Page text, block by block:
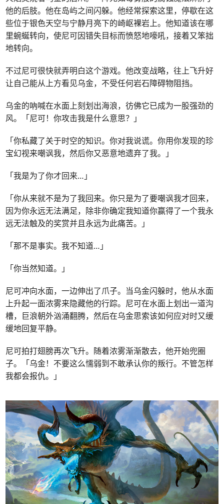
他的后肢。他在岛屿之间闪躲。他经常探索这里，停歇在这
些位于银色天空与宁静月亮下的崎岖裸岩上。他知道该在哪
里蜿蜒转向，使尼可因错失目标而愤怒地嚎吼，接着又笨拙
地转向。
不过尼可很快就弄明白这个游戏。他改变战略，往上飞升好
让自己能从上方看见乌金，不受任何岩石障碍物阻挡。
乌金的吶喊在水面上刻划出海浪，彷佛它已成为一股强劲的
风。「尼可！你攻击我是什么意思？」
「你私藏了关于时空的知识。你对我说谎。你用你发现的珍
宝幻视来嘲讽我，然后你又恶意地遗弃了我。」
「我是为了你才回来…」
「你从来就不是为了我回来。你只是为了要嘲讽我才回来，
因为你永远无法满足，除非你确定我知道你赢得了一个我永
远无法触及的奖赏并且永远为此痛苦。」
「那不是事实。我不知道…」
「你当然知道。」
尼可冲向水面，一边伸出了爪子。当乌金闪躲时，他从水面
上升起一面浓雾来隐藏他的行踪。尼可在水面上划出一道沟
槽，巨浪朝外汹涌翻腾，然后在乌金思索该如何应对时又缓
缓地回复平静。
尼可拍打翅膀再次飞升。随着浓雾渐渐散去，他开始兜圈
子。「乌金！不要这么懦弱到不敢承认你的叛行。不管怎样
我都会报仇。」